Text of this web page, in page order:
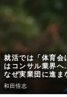
就活では「体育会
はコンサル業界
なぜ実業団に進ま
和田悟志